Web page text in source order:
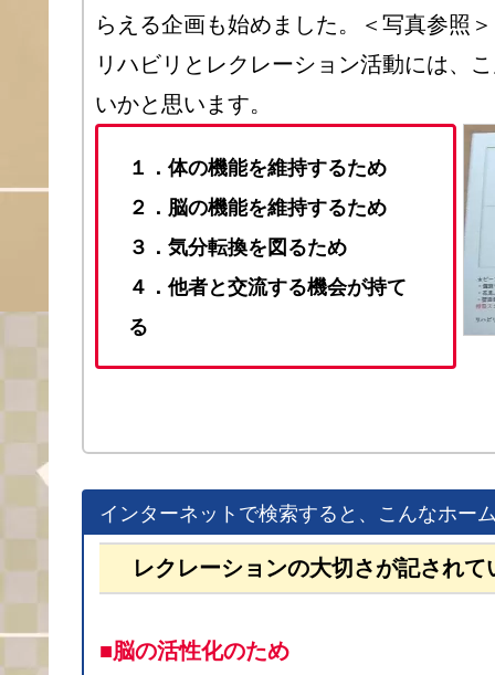
らえる企画も始めました。＜写真参照＞
リハビリとレクレーション活動には、
いかと思います。
１．体の機能を維持するため
２．脳の機能を維持するため
３．気分転換を図るため
４．他者と交流する機会が持て
る
インターネットで検索すると、こんなホー
レクレーションの大切さが記され
■脳の活性化のため